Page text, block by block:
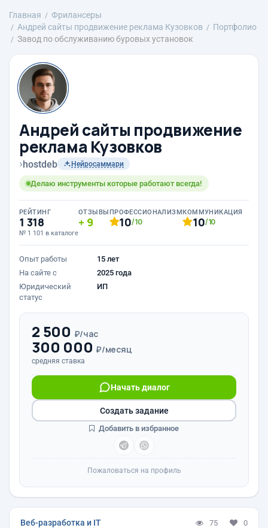
Главная
Фрилансеры
Андрей сайты продвижение реклама Кузовков
Портфолио
Завод по обслуживанию буровых установок
Андрей сайты продвижение
реклама Кузовков
›hostdeb Нейросаммари
Делаю инструменты которые работают всегда!
РЕЙТИНГ
1 318
№ 1 101 в каталоге
ОТЗЫВЫ
9
ПРОФЕССИОНАЛИЗМ
10/10
КОММУНИКАЦИЯ
10/10
Опыт работы
15 лет
На сайте с
2025 года
Юридический
статус
ИП
2 500 ₽/час
300 000 ₽/месяц
средняя ставка
Начать диалог
Создать задание
Добавить в избранное
Пожаловаться на профиль
Веб-разработка и IT 75 0